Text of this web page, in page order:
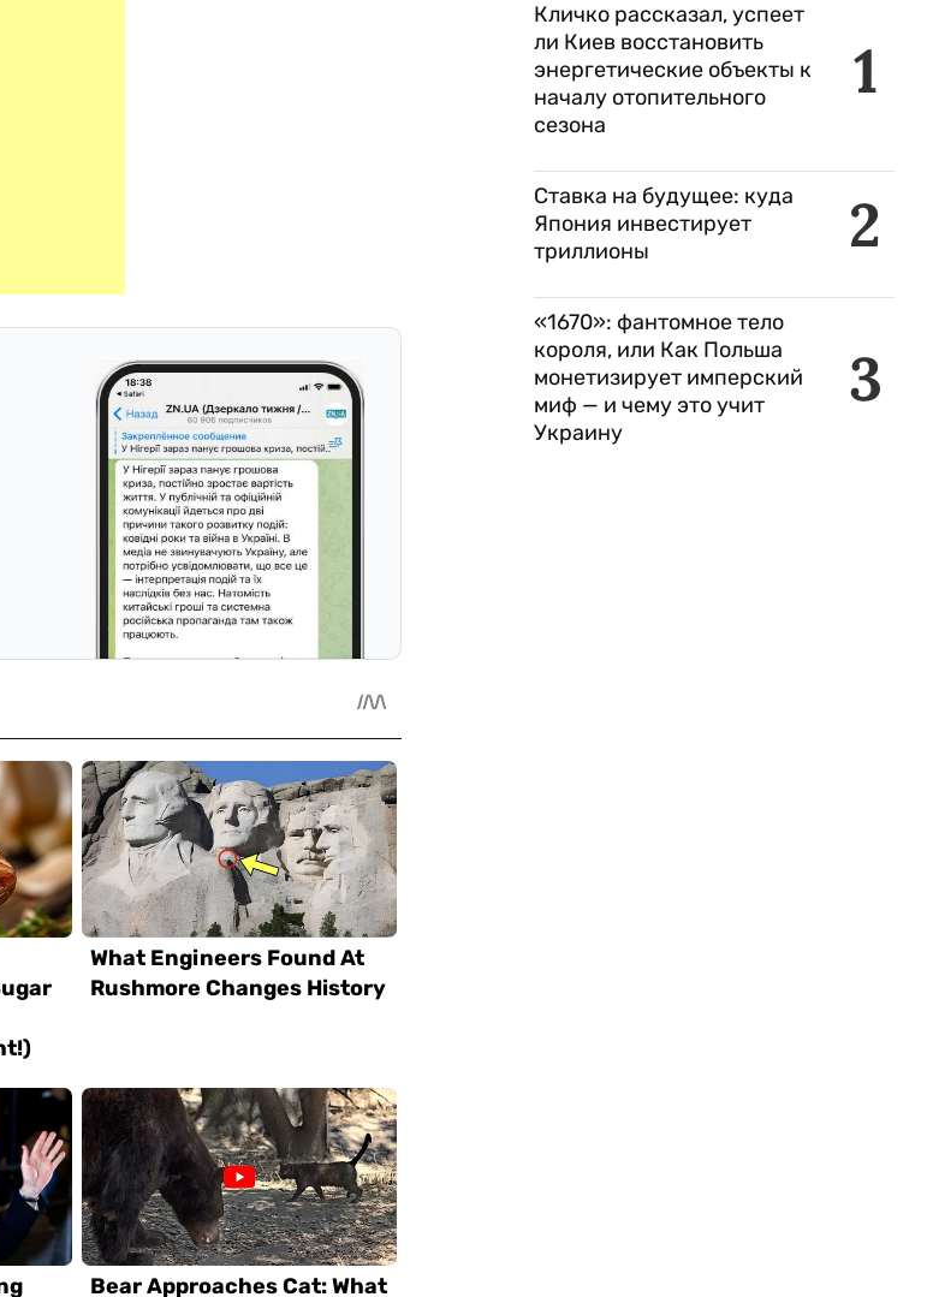
1
Кличко рассказал, успеет
ли Киев восстановить
энергетические объекты к
началу отопительного
сезона
2
Ставка на будущее: куда
Япония инвестирует
триллионы
3
«1670»: фантомное тело
короля, или Как Польша
монетизирует имперский
миф — и чему это учит
Украину